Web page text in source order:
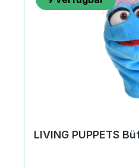
Spielprodukte GmbH &
Körber
Deutschland+49 (0) 40
09office@living-
LIVING PUPPETS